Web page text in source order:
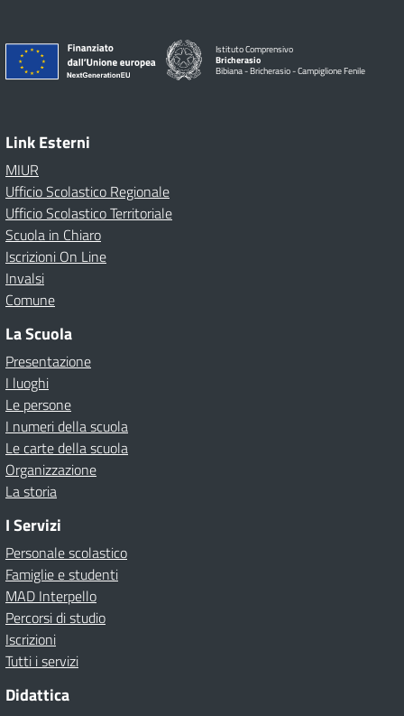
Istituto Comprensivo
Bricherasio
Bibiana - Bricherasio - Campiglione Fenile
Link Esterni
MIUR
Ufficio Scolastico Regionale
Ufficio Scolastico Territoriale
Scuola in Chiaro
Iscrizioni On Line
Invalsi
Comune
La Scuola
Presentazione
I luoghi
Le persone
I numeri della scuola
Le carte della scuola
Organizzazione
La storia
I Servizi
Personale scolastico
Famiglie e studenti
MAD Interpello
Percorsi di studio
Iscrizioni
Tutti i servizi
Didattica